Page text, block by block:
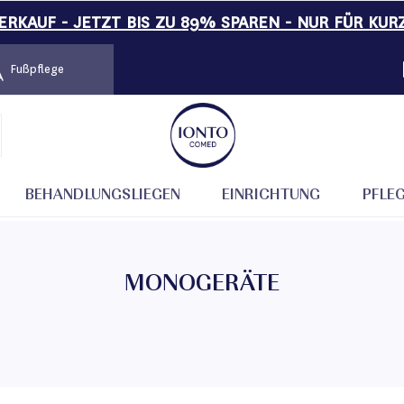
- JETZT BIS ZU 89% SPAREN - NUR FÜR
Fußpflege
BEHANDLUNGSLIEGEN EINRICHTUNG
MONOGERÄTE